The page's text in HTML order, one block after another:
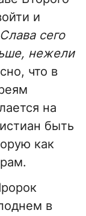
и
Слава сего
нежели
что в
на
быть
как
в